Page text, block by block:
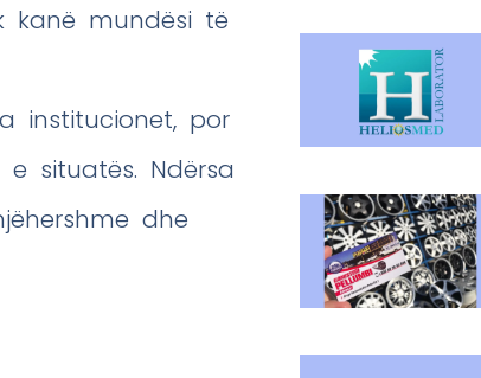
kanë mundësi të
institucionet, por
situatës. Ndërsa
dhe